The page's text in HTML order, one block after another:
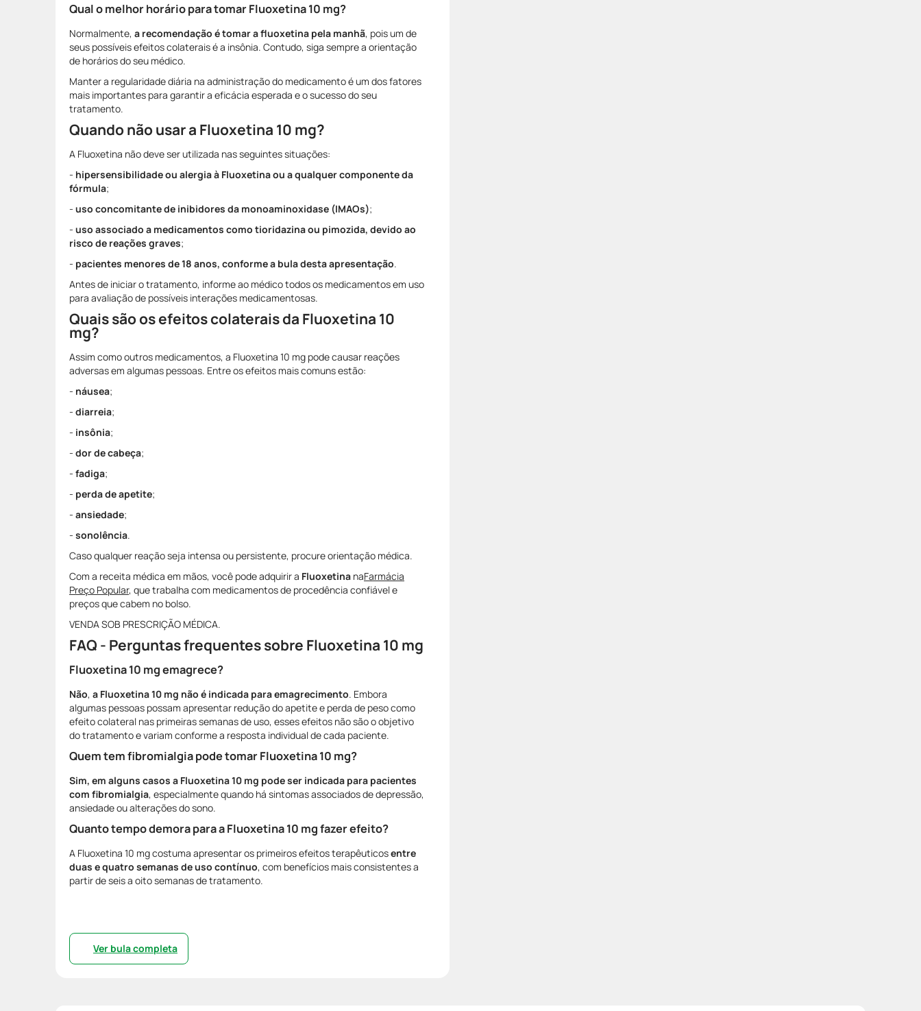
Qual o melhor horário para tomar Fluoxetina 10 mg?
Normalmente, a recomendação é tomar a fluoxetina pela manhã, pois um de
seus possíveis efeitos colaterais é a insônia. Contudo, siga sempre a orientação
de horários do seu médico.
Manter a regularidade diária na administração do medicamento é um dos fatores
mais importantes para garantir a eficácia esperada e o sucesso do seu
tratamento.
Quando não usar a Fluoxetina 10 mg?
A Fluoxetina não deve ser utilizada nas seguintes situações:
- hipersensibilidade ou alergia à Fluoxetina ou a qualquer componente da
fórmula;
- uso concomitante de inibidores da monoaminoxidase (IMAOs);
- uso associado a medicamentos como tioridazina ou pimozida, devido ao
risco de reações graves;
- pacientes menores de 18 anos, conforme a bula desta apresentação.
Antes de iniciar o tratamento, informe ao médico todos os medicamentos em uso
para avaliação de possíveis interações medicamentosas.
Quais são os efeitos colaterais da Fluoxetina 10
mg?
Assim como outros medicamentos, a Fluoxetina 10 mg pode causar reações
adversas em algumas pessoas. Entre os efeitos mais comuns estão:
- náusea;
- diarreia;
- insônia;
- dor de cabeça;
- fadiga;
- perda de apetite;
- ansiedade;
- sonolência.
Caso qualquer reação seja intensa ou persistente, procure orientação médica.
Com a receita médica em mãos, você pode adquirir a Fluoxetina naFarmácia
Preço Popular, que trabalha com medicamentos de procedência confiável e
preços que cabem no bolso.
VENDA SOB PRESCRIÇÃO MÉDICA.
FAQ - Perguntas frequentes sobre Fluoxetina 10 mg
Fluoxetina 10 mg emagrece?
Não, a Fluoxetina 10 mg não é indicada para emagrecimento. Embora
algumas pessoas possam apresentar redução do apetite e perda de peso como
efeito colateral nas primeiras semanas de uso, esses efeitos não são o objetivo
do tratamento e variam conforme a resposta individual de cada paciente.
Quem tem fibromialgia pode tomar Fluoxetina 10 mg?
Sim, em alguns casos a Fluoxetina 10 mg pode ser indicada para pacientes
com fibromialgia, especialmente quando há sintomas associados de depressão,
ansiedade ou alterações do sono.
Quanto tempo demora para a Fluoxetina 10 mg fazer efeito?
A Fluoxetina 10 mg costuma apresentar os primeiros efeitos terapêuticosentre
duas e quatro semanas de uso contínuo, com benefícios mais consistentes a
partir de seis a oito semanas de tratamento.
Ver bula completa